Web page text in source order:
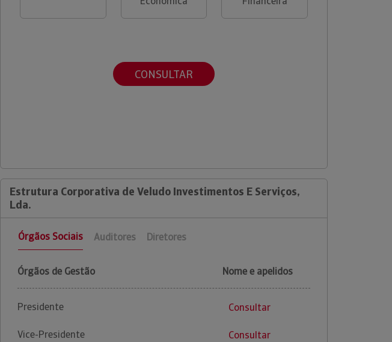
CONSULTAR
Estrutura Corporativa de Veludo Investimentos E Serviços,
Lda.
Órgãos Sociais Auditores Diretores
Órgãos de Gestão Nome e apelidos
Presidente Consultar
Vice-Presidente Consultar